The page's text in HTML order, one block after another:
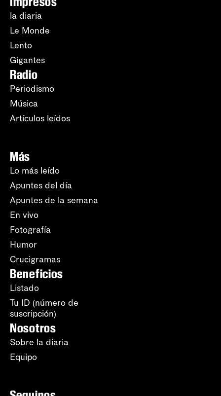
la diaria
Le Monde
Lento
Gigantes
Radio
Periodismo
Música
Artículos leídos
Más
Lo más leído
Apuntes del día
Apuntes de la semana
En vivo
Fotografía
Humor
Crucigramas
Beneficios
Listado
Tu ID (número de
suscripción)
Nosotros
Sobre la diaria
Equipo